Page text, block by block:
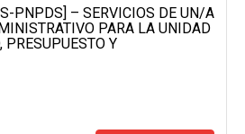
PNPDS] – SERVICIOS DE UN/A
PARA LA UNIDAD
Y